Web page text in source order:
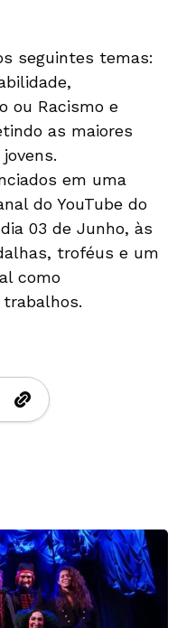
seguintes temas:
ou Racismo e
as maiores
em uma
do YouTube do
03 de Junho, às
troféus e um
como